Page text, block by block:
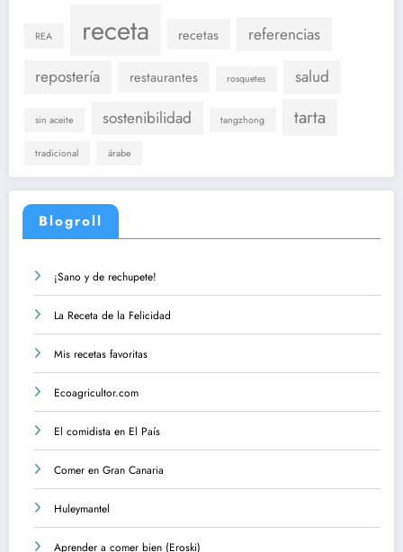
REA receta recetas
referencias
repostería
restaurantes rosquetes salud
sin aceite sostenibilidad tangzhong tarta
tradicional árabe
Blogroll
¡Sano y de rechupete!
La Receta de la Felicidad
Mis recetas favoritas
Ecoagricultor.com
El comidista en El País
Comer en Gran Canaria
Huleymantel
Aprender a comer bien (Eroski)